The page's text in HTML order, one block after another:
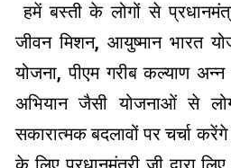
हमें बस्ती के लोगों से
जीवन मिशन, आयुष्मान भारत
योजना,पीएम गरीब कल्याण
अभियान जैसी योजनाओं से
सकारात्मक बदलावों पर चर्चा